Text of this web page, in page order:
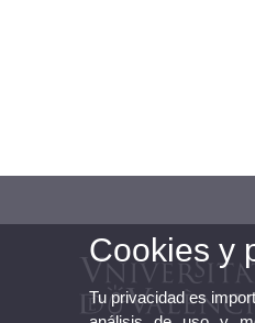
Cookies y
Tu privacidad es